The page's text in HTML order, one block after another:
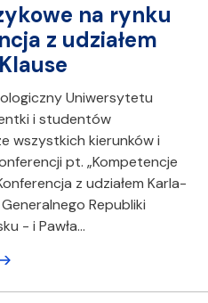
na rynku
z udziałem
Uniwersytetu
i studentów
wszystkich kierunków i
pt. „Kompetencje
z udziałem Karla-
Republiki
- i Pawła…